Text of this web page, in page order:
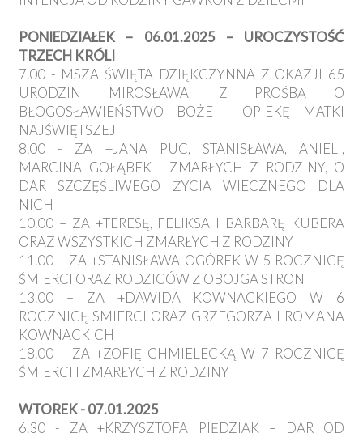
PONIEDZIAŁEK – 06.01.2025 – UROCZYSTOŚĆ
TRZECH KRÓLI
7.00 - MSZA ŚWIĘTA DZIĘKCZYNNA Z OKAZJI 65
URODZIN MIROSŁAWA, Z PROŚBĄ O
BŁOGOSŁAWIEŃSTWO BOŻE I OPIEKĘ MATKI
NAJŚWIĘTSZEJ
8.00 - ZA +JANA PUC, STANISŁAWA, ANIELI,
MARCINA GOŁĄBEK I ZMARŁYCH Z RODZINY, O
DAR SZCZĘŚLIWEGO ŻYCIA WIECZNEGO DLA
NICH
10.00 – ZA +TERESĘ, FELIKSA I BARBARĘ KUBERA
ORAZ WSZYSTKICH ZMARŁYCH Z RODZINY
11.00 – ZA +STANISŁAWA OGÓREK W 5 ROCZNICĘ
ŚMIERCI ORAZ RODZICÓW Z OBOJGA STRON
13.00 – ZA +DAWIDA KOWNACKIEGO W 6
ROCZNICĘ SMIERCI ORAZ GRZEGORZA I ROMANA
KOWNACKICH
18.00 – ZA +ZOFIĘ CHMIELECKĄ W 7 ROCZNICĘ
ŚMIERCI I ZMARŁYCH Z RODZINY
WTOREK - 07.01.2025
6.30 - ZA +KRZYSZTOFA PIĘDZIAK – DAR OD